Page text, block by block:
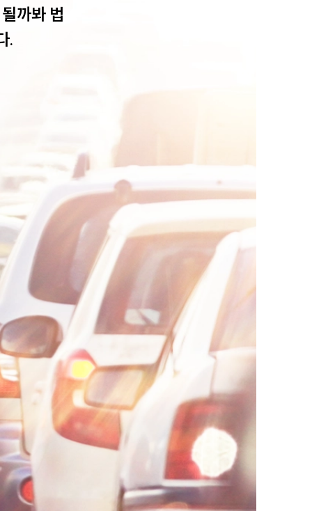
팀소개
팀소개
대륜의 강점
오시는 길
글로벌 파트너 로펌
고객의 소리
통합검색
AI대륜
업무사례
주요 업무사례
사례분석/최신동향
법률정보
법률지식인
까봐 법
.